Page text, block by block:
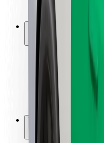
Turvallisuus Lab
Kaupungit
Sijainnit
Kaupunkiratkaisut
Lentokentät
Boltin lataustelineet
Tuki